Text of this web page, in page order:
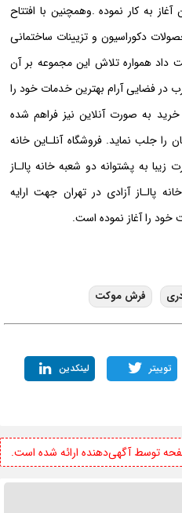
به کار نموده .وهمچنین با افتتاح
دکوراسیون و تزیینات ساختمانی
همواره تلاش این مجموعه بر آن
فضایی آرام بهترین خدمات خود را
به صورت آنلاین نیز فراهم شده
جلب نماید. فروشگاه آنلـاین خانه
به پشتوانه دو شعبه خانه پالـاز
پالـاز آزادی در تهران جهت ارایه
خود را آغاز نموده است.
فرش موکت
توییتر لینکدین
توسط آگهی‌دهنده ارائه شده است.